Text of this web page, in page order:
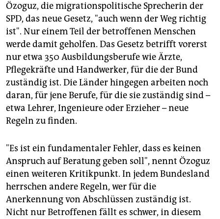
Özoguz, die migrationspolitische Sprecherin der
SPD, das neue Gesetz, "auch wenn der Weg richtig
ist". Nur einem Teil der betroffenen Menschen
werde damit geholfen. Das Gesetz betrifft vorerst
nur etwa 350 Ausbildungsberufe wie Ärzte,
Pflegekräfte und Handwerker, für die der Bund
zuständig ist. Die Länder hingegen arbeiten noch
daran, für jene Berufe, für die sie zuständig sind –
etwa Lehrer, Ingenieure oder Erzieher – neue
Regeln zu finden.
"Es ist ein fundamentaler Fehler, dass es keinen
Anspruch auf Beratung geben soll", nennt Özoguz
einen weiteren Kritikpunkt. In jedem Bundesland
herrschen andere Regeln, wer für die
Anerkennung von Abschlüssen zuständig ist.
Nicht nur Betroffenen fällt es schwer, in diesem